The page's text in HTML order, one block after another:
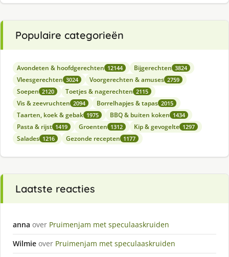
Populaire categorieën
Avondeten & hoofdgerechten 12144 Bijgerechten 3824
Vleesgerechten 3024 Voorgerechten & amuses 2759
Soepen 2120 Toetjes & nagerechten 2115
Vis & zeevruchten 2094 Borrelhapjes & tapas 2015
Taarten, koek & gebak 1975 BBQ & buiten koken 1434
Pasta & rijst 1419 Groenten 1312 Kip & gevogelte 1297
Salades 1216 Gezonde recepten 1177
Laatste reacties
anna over Pruimenjam met speculaaskruiden
Wilmie over Pruimenjam met speculaaskruiden